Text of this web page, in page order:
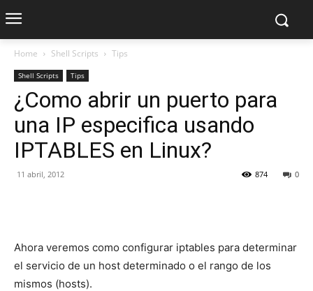
Home Shell Scripts Tips
Shell Scripts Tips
¿Como abrir un puerto para
una IP especifica usando
IPTABLES en Linux?
11 abril, 2012 0
874
Ahora veremos como configurar iptables para determinar
el servicio de un host determinado o el rango de los
mismos (hosts).